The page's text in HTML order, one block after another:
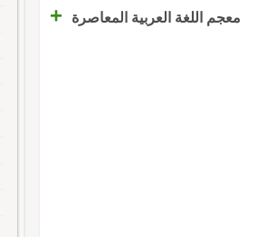
معجم اللغة العربية المعاصرة +